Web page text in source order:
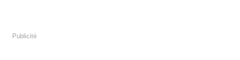
Publicité